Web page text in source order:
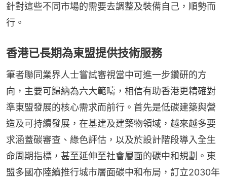
針對這些不同市場的需要去調整及裝備自己，順勢而
行。
香港已長期為東盟提供技術服務
筆者聯同業界人士嘗試審視當中可進一步鑽研的方
向，主要可歸納為六大範疇，相信有助香港更精確對
準東盟發展的核心需求而前行。首先是低碳建築與營
造及可持續發展，在基建及建築物領域，越來越多要
求涵蓋碳審查、綠色評估，以及於設計階段導入全生
命周期指標，甚至延伸至社會層面的碳中和規劃。東
盟多國亦陸續推行城市層面碳中和布局，訂立2030年